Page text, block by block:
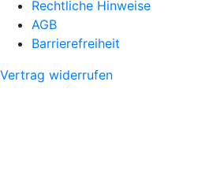
Rechtliche Hinweise
AGB
Barrierefreiheit
Vertrag widerrufen